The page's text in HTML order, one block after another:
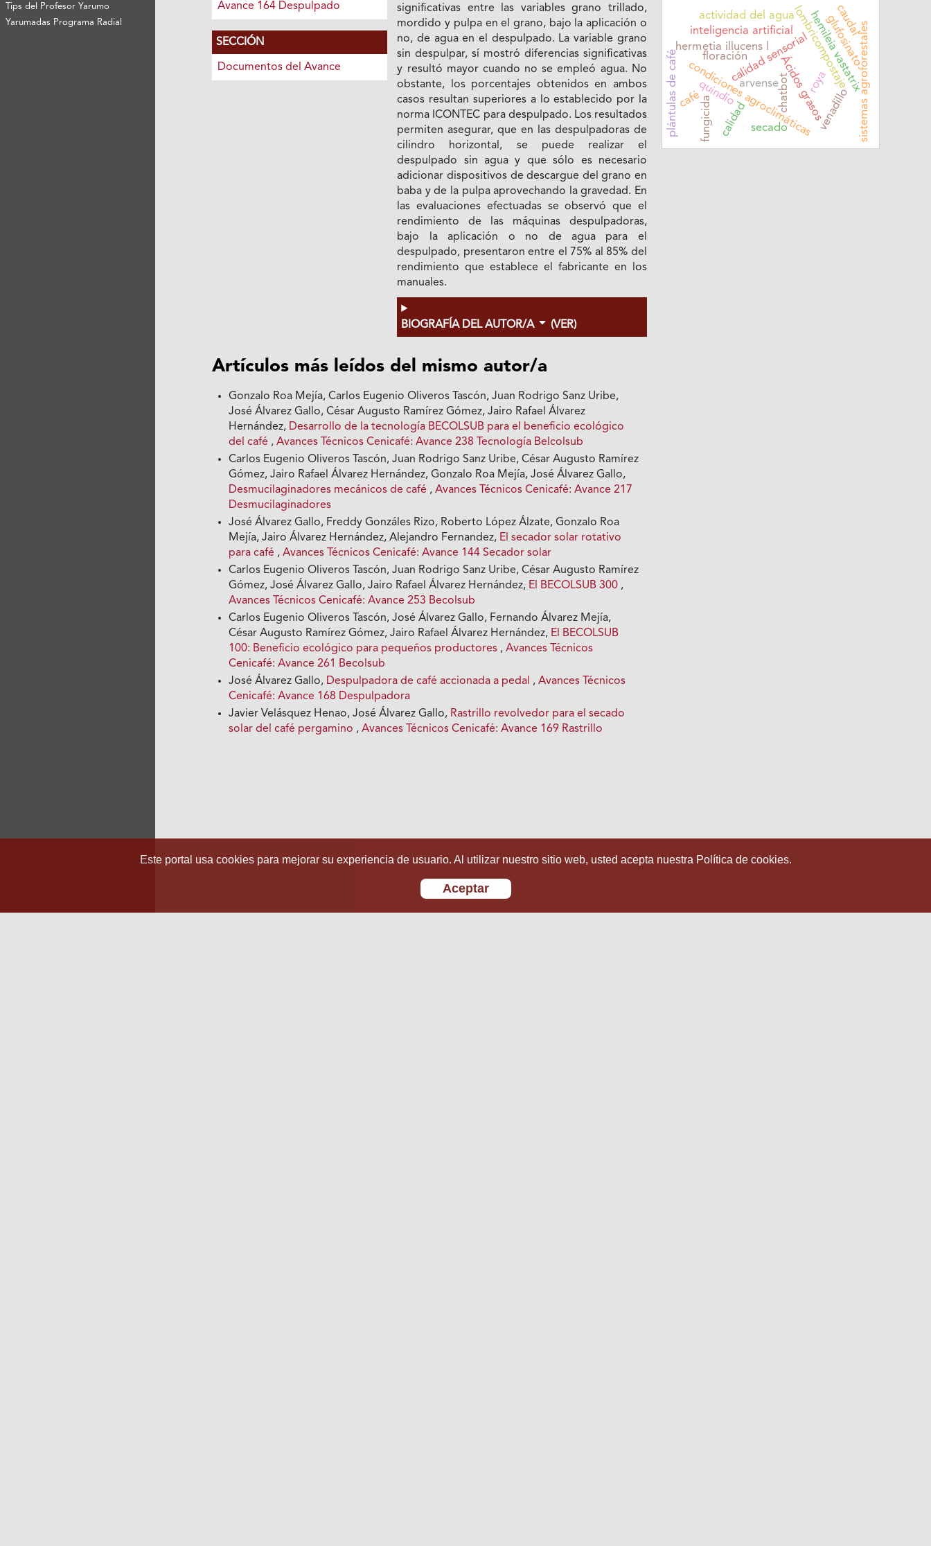
Tips del Profesor Yarumo
Yarumadas Programa Radial
Avance 164 Despulpado
SECCIÓN
Documentos del Avance
significativas entre las variables grano trillado,
mordido y pulpa en el grano, bajo la aplicación o
no, de agua en el despulpado. La variable grano
sin despulpar, sí mostró diferencias significativas
y resultó mayor cuando no se empleó agua. No
obstante, los porcentajes obtenidos en ambos
casos resultan superiores a lo establecido por la
norma ICONTEC para despulpado. Los resultados
permiten asegurar, que en las despulpadoras de
cilindro horizontal, se puede realizar el
despulpado sin agua y que sólo es necesario
adicionar dispositivos de descargue del grano en
baba y de la pulpa aprovechando la gravedad. En
las evaluaciones efectuadas se observó que el
rendimiento de las máquinas despulpadoras,
bajo la aplicación o no de agua para el
despulpado, presentaron entre el 75% al 85% del
rendimiento que establece el fabricante en los
manuales.
BIOGRAFÍA DEL AUTOR/A (VER)
Artículos más leídos del mismo autor/a
Gonzalo Roa Mejía, Carlos Eugenio Oliveros Tascón, Juan Rodrigo Sanz Uribe,
José Álvarez Gallo, César Augusto Ramírez Gómez, Jairo Rafael Álvarez
Hernández, Desarrollo de la tecnología BECOLSUB para el beneficio ecológico
del café ,Avances Técnicos Cenicafé: Avance 238 Tecnología Belcolsub
Carlos Eugenio Oliveros Tascón, Juan Rodrigo Sanz Uribe, César Augusto Ramírez
Gómez, Jairo Rafael Álvarez Hernández, Gonzalo Roa Mejía, José Álvarez Gallo,
Desmucilaginadores mecánicos de café ,Avances Técnicos Cenicafé: Avance 217
Desmucilaginadores
José Álvarez Gallo, Freddy Gonzáles Rizo, Roberto López Álzate, Gonzalo Roa
Mejía, Jairo Álvarez Hernández, Alejandro Fernandez, El secador solar rotativo
para café ,Avances Técnicos Cenicafé: Avance 144 Secador solar
Carlos Eugenio Oliveros Tascón, Juan Rodrigo Sanz Uribe, César Augusto Ramírez
Gómez, José Álvarez Gallo, Jairo Rafael Álvarez Hernández, El BECOLSUB 300 ,
Avances Técnicos Cenicafé: Avance 253 Becolsub
Carlos Eugenio Oliveros Tascón, José Álvarez Gallo, Fernando Álvarez Mejía,
César Augusto Ramírez Gómez, Jairo Rafael Álvarez Hernández, El BECOLSUB
100: Beneficio ecológico para pequeños productores ,Avances Técnicos
Cenicafé: Avance 261 Becolsub
José Álvarez Gallo, Despulpadora de café accionada a pedal ,Avances Técnicos
Cenicafé: Avance 168 Despulpadora
Javier Velásquez Henao, José Álvarez Gallo, Rastrillo revolvedor para el secado
solar del café pergamino ,Avances Técnicos Cenicafé: Avance 169 Rastrillo
Ácidos grasos
condiciones agroclimáticas
calidad sensorial
quindío
hermetia illucens l lombricompostaje
roya
hemileia vastatrix
fungicida
chatbot
inteligencia artificial sistemas agroforestales
actividad del agua
café
arvense
venadillo
glufosinato
calidad
caudal
plántulas de café floración
secado
Este portal usa cookies para mejorar su experiencia de usuario. Al utilizar nuestro sitio web, usted acepta nuestra Política de cookies.
Aceptar